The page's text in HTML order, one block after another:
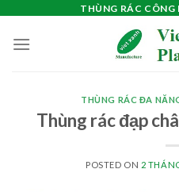
content
THÙNG RÁC
THÙNG RÁC ĐA
Thùng rác đạp
POSTED ON 2